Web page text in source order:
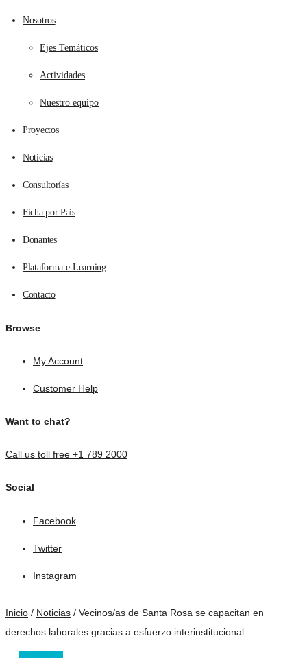
Nosotros
Ejes Temáticos
Actividades
Nuestro equipo
Proyectos
Noticias
Consultorías
Ficha por País
Donantes
Plataforma e-Learning
Contacto
Browse
My Account
Customer Help
Want to chat?
Call us toll free +1 789 2000
Social
Facebook
Twitter
Instagram
Inicio / Noticias / Vecinos/as de Santa Rosa se capacitan en
derechos laborales gracias a esfuerzo interinstitucional